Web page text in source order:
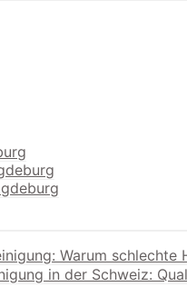
Warum
in der Schweiz: